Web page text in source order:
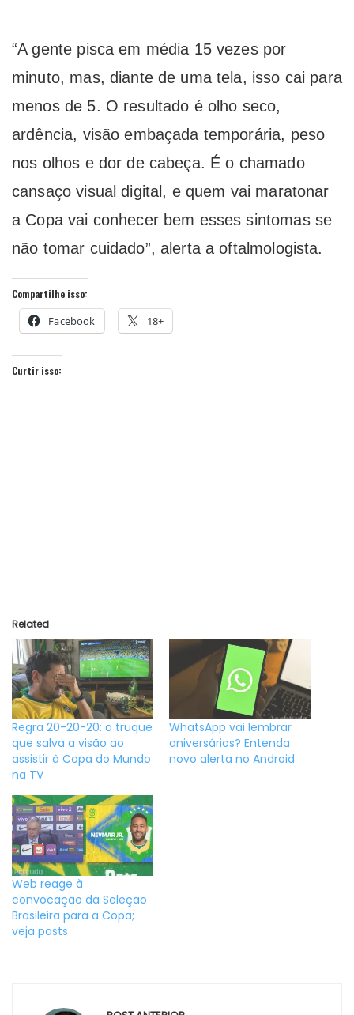
“A gente pisca em média 15 vezes por
minuto, mas, diante de uma tela, isso cai para
menos de 5. O resultado é olho seco,
ardência, visão embaçada temporária, peso
nos olhos e dor de cabeça. É o chamado
cansaço visual digital, e quem vai maratonar
a Copa vai conhecer bem esses sintomas se
não tomar cuidado”, alerta a oftalmologista.
Compartilhe isso:
Facebook 18+
Curtir isso:
Related
Regra 20-20-20: o truque
que salva a visão ao
assistir à Copa do Mundo
na TV
WhatsApp vai lembrar
aniversários? Entenda
novo alerta no Android
Web reage à
convocação da Seleção
Brasileira para a Copa;
veja posts